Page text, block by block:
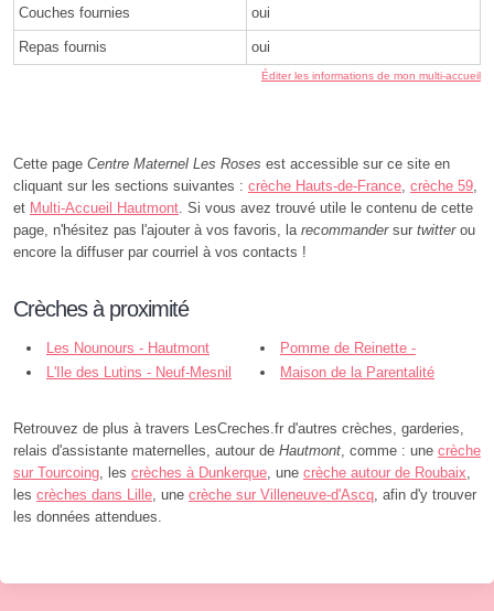
Couches fournies oui
Repas fournis oui
Éditer les informations de mon multi-accueil
Cette page Centre Maternel Les Roses est accessible sur ce site en
cliquant sur les sections suivantes : crèche Hauts-de-France, crèche 59,
et Multi-Accueil Hautmont. Si vous avez trouvé utile le contenu de cette
page, n'hésitez pas l'ajouter à vos favoris, la recommandersur twitterou
encore la diffuser par courriel à vos contacts !
Crèches à proximité
Les Nounours - Hautmont
Pomme de Reinette -
Hautmont
L'Ile des Lutins - Neuf-Mesnil
Maison de la Parentalité
Retrouvez de plus à travers LesCreches.fr d'autres crèches, garderies,
relais d'assistante maternelles, autour de Hautmont, comme : une crèche
sur Tourcoing, les crèches à Dunkerque, une crèche autour de Roubaix,
les crèches dans Lille, une crèche sur Villeneuve-d'Ascq, afin d'y trouver
les données attendues.